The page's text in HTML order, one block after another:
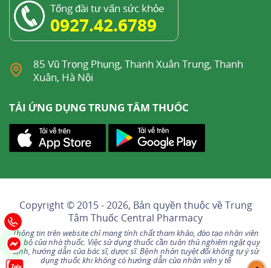
Tổng đài tư vấn sức khỏe
0927.42.6789
85 Vũ Trọng Phụng, Thanh Xuân Trung, Thanh
Xuân, Hà Nội
TẢI ỨNG DỤNG TRUNG TÂM THUỐC
Copyright © 2015 - 2026, Bản quyền thuộc vềTrung
Tâm Thuốc Central Pharmacy
Thông tin trên website chỉ mang tính chất tham khảo, đào tạo nhân viên
nội bộ của nhà thuốc. Việc sử dụng thuốc cần tuân thủ nghiêm ngặt quy
định, hướng dẫn của bác sĩ, dược sĩ. Bệnh nhân tuyệt đối không tự ý sử
dụng thuốc khi không có hướng dẫn của nhân viên y tế